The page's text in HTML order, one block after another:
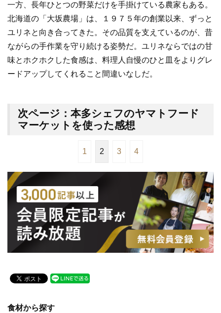
一方、長年ひとつの野菜だけを手掛けている農家もある。
北海道の「大坂農場」は、１９７５年の創業以来、ずっと
ユリネと向き合ってきた。その品質を支えているのが、昔
ながらの手作業を守り続ける姿勢だ。ユリネならではの甘
味とホクホクした食感は、料理人自慢のひと皿をよりグレ
ードアップしてくれること間違いなしだ。
次ページ：本多シェフのヤマトフード
マーケットを使った感想
1 2 3 4
食材から探す